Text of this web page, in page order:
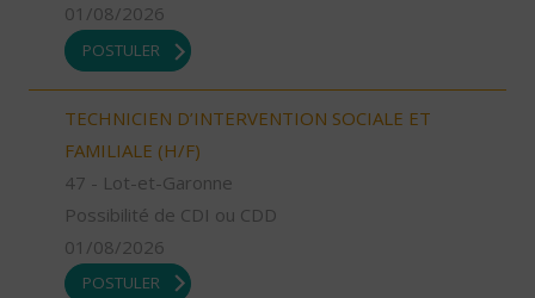
01/08/2026
POSTULER
TECHNICIEN D’INTERVENTION SOCIALE ET
FAMILIALE (H/F)
47 - Lot-et-Garonne
Possibilité de CDI ou CDD
01/08/2026
POSTULER